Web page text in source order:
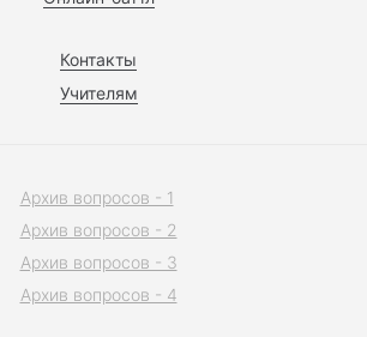
Контакты
Учителям
Архив вопросов - 1
Архив вопросов - 2
Архив вопросов - 3
Архив вопросов - 4